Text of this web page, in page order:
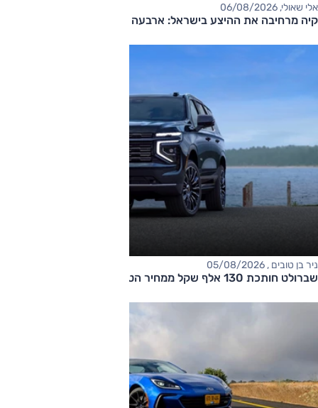
אלי שאולי, 06/08/2026
קיה מרחיבה את ההיצע בישראל: ארבעה דגמים חדשים בדרך
ניר בן טובים , 05/08/2026
שברולט חותכת 130 אלף שקל ממחיר הטאהו